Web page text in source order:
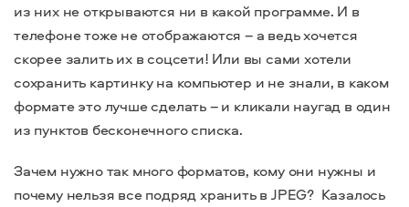
из них не открываются ни в какой программе. И в
телефоне тоже не отображаются – а ведь хочется
скорее залить их в соцсети! Или вы сами хотели
сохранить картинку на компьютер и не знали, в каком
формате это лучше сделать – и кликали наугад в один
из пунктов бесконечного списка.
Зачем нужно так много форматов, кому они нужны и
почему нельзя все подряд хранить в JPEG? Казалось